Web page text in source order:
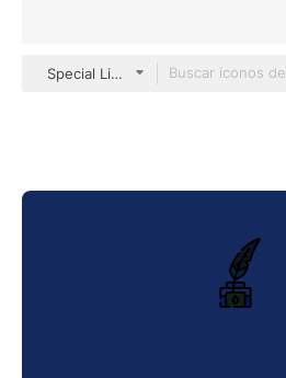
Special Lineal color